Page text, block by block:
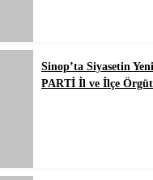
Sinop’ta Siyasetin
PARTİ İl ve İlçe